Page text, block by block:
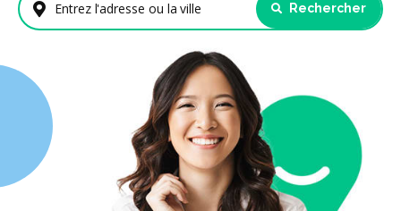
Entrez l'adresse ou la ville Rechercher